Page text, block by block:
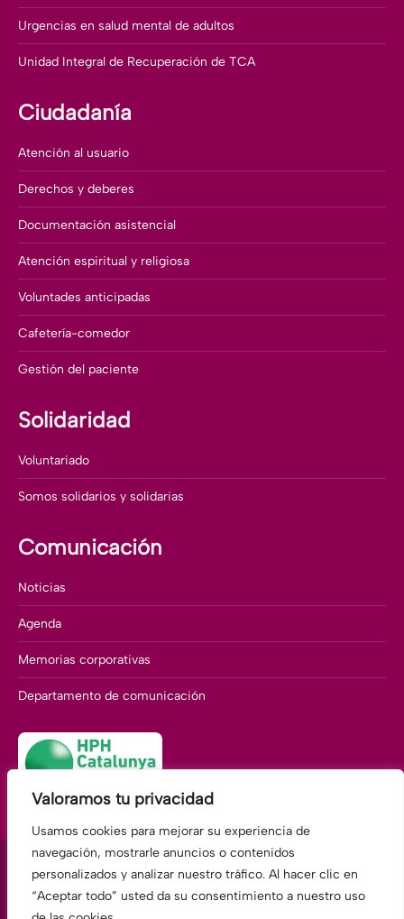
Valoramos tu privacidad
Usamos cookies para mejorar su experiencia de
navegación, mostrarle anuncios o contenidos
personalizados y analizar nuestro tráfico. Al hacer clic en
“Aceptar todo” usted da su consentimiento a nuestro uso
Urgencias en salud mental de adultos
Unidad Integral de Recuperación de TCA
Ciudadanía
Atención al usuario
Derechos y deberes
Documentación asistencial
Atención espiritual y religiosa
Voluntades anticipadas
Cafetería-comedor
Gestión del paciente
Solidaridad
Voluntariado
Somos solidarios y solidarias
Comunicación
Noticias
Agenda
Memorias corporativas
Departamento de comunicación